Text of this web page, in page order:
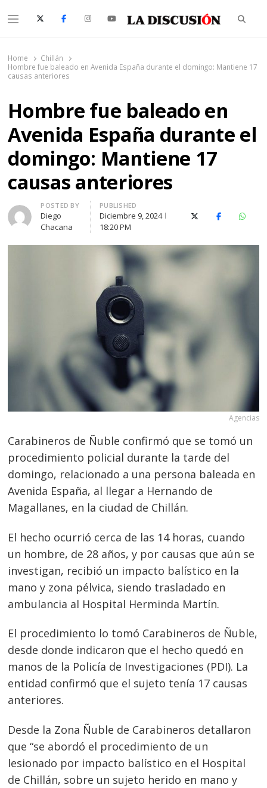
Menu
Home
Chillán
Hombre fue baleado en Avenida España durante el domingo: Mantiene 17
causas anteriores
Hombre fue baleado en
Avenida España durante el
domingo: Mantiene 17
causas anteriores
Author
POSTED BY
Diego
Chacana
PUBLISHED
Diciembre 9, 2024
18:20 PM
X (Twitter)Facebook
Agencias
Carabineros de Ñuble confirmó que se tomó un
procedimiento policial durante la tarde del
domingo, relacionado a una persona baleada en
Avenida España, al llegar a Hernando de
Magallanes, en la ciudad de Chillán.
El hecho ocurrió cerca de las 14 horas, cuando
un hombre, de 28 años, y por causas que aún se
investigan, recibió un impacto balístico en la
mano y zona pélvica, siendo trasladado en
ambulancia al Hospital Herminda Martín.
El procedimiento lo tomó Carabineros de Ñuble,
desde donde indicaron que el hecho quedó en
manos de la Policía de Investigaciones (PDI). La
entidad confirmó que el sujeto tenía 17 causas
anteriores.
Desde la Zona Ñuble de Carabineros detallaron
que “se abordó el procedimiento de un
lesionado por impacto balístico en el Hospital
de Chillán, sobre un sujeto herido en mano y